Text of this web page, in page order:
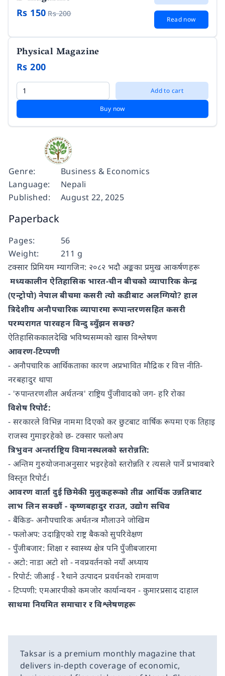
Rs 150 Rs 200
Read now
Physical Magazine
Rs 200
Add to cart
Buy now
Genre:
Business & Economics
Language:
Nepali
Published:
August 22, 2025
Paperback
Pages:
56
Weight:
211 g
टक्सार प्रिमियम म्यागजिन: २०८२ भदौ अङ्कका प्रमुख आकर्षणहरू
मध्यकालीन ऐतिहासिक भारत-चीन बीचको व्यापारिक केन्द्र
(एन्ट्रोपो) नेपाल बीचमा कसरी त्यो कडीबाट अलग्गियो? हाल
त्रिदेशीय अनौपचारिक व्यापारमा रूपान्तरणसहित कसरी
परम्परागत पारवहन विन्दु ब्युँझन सक्छ?
ऐतिहासिककालदेखि भविष्यसम्मको खास विश्लेषण
आवरण-टिप्पणी
- अनौपचारिक आर्थिकताका कारण अप्रभावित मौद्रिक र वित्त नीति-
नरबहादुर थापा
- 'रुपान्तरणशील अर्थतन्त्र' राष्ट्रिय पुँजीवादको जग- हरि रोका
विशेष रिपोर्ट:
- सरकारले विभिन्न नाममा दिएको कर छुटबाट वार्षिक रूपमा एक तिहाइ
राजस्व गुमाइरहेको छ- टक्सार फलोअप
त्रिभुवन अन्तर्राष्ट्रिय विमानस्थलको स्तरोन्नति:
- अन्तिम गुरुयोजनाअनुसार भइरहेको स्तरोन्नति र त्यसले पार्ने प्रभावबारे
विस्तृत रिपोर्ट।
आवरण वार्ता दुई छिमेकी मुलुकहरूको तीव्र आर्थिक उन्नतिबाट
लाभ लिन सक्छौं - कृष्णबहादुर राउत, उद्योग सचिव
- बैंकिङ- अनौपचारिक अर्थतन्त्र मौलाउने जोखिम
- फलोअप: उदाङ्गिएको राष्ट्र बै‌कको सुपरिवेक्षण
- पुँजीबजार: शिक्षा र स्वास्थ्य क्षेत्र पनि पुँजीबजारमा
- अटो: नाडा अटो शो - नवप्रवर्तनको नयाँ अध्याय
- रिपोर्ट: जीआई - रैथाने उत्पादन प्रवर्धनको रामवाण
- टिप्पणी: एमआरपीको कमजोर कार्यान्वयन - कुमारप्रसाद दाहाल
साथमा नियमित समाचार र विश्लेषणहरू
Taksar is a premium monthly magazine that
delivers in-depth coverage of economic,